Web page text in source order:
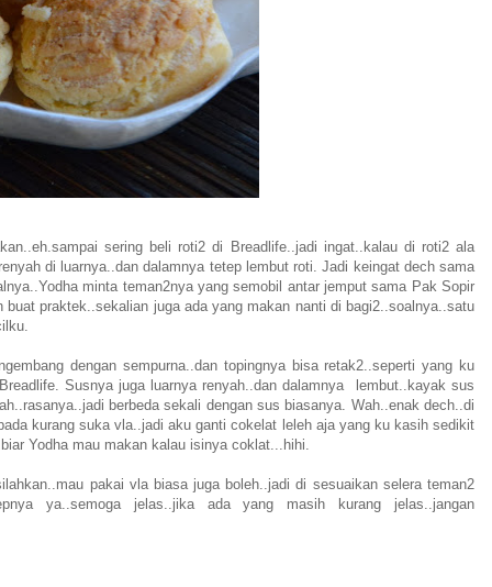
sering beli roti2 di Breadlife..jadi ingat..kalau di roti2 ala
di luarnya..dan dalamnya tetep lembut roti. Jadi keingat dech sama
minta teman2nya yang semobil antar jemput sama Pak Sopir
praktek..sekalian juga ada yang makan nanti di bagi2..soalnya..satu
dengan sempurna..dan topingnya bisa retak2..seperti yang ku
Susnya juga luarnya renyah..dan dalamnya lembut..kayak sus
berbeda sekali dengan sus biasanya. Wah..enak dech..di
kurang suka vla..jadi aku ganti cokelat leleh aja yang ku kasih sedikit
Yodha mau makan kalau isinya coklat...hihi.
pakai vla biasa juga boleh..jadi di sesuaikan selera teman2
ya..semoga jelas..jika ada yang masih kurang jelas..jangan